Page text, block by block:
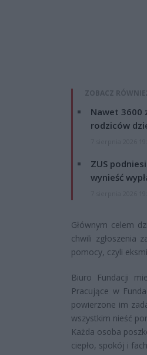
ZOBACZ
Nawet 3600
rodziców
ZUS
wynieść
Głównym celem
chwili zgłoszenia
pomocy, czyli
Biuro Fundacji
Pracujące w
powierzone im
wszystkim nieść
Każda osoba
ciepło, spokój i